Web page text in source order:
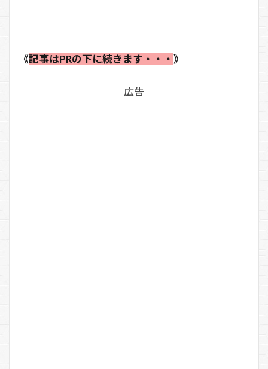
《記事はPRの下に続きます・・・ 》
広告